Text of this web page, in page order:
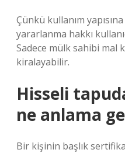
Çünkü kullanım
yararlanma hakkı
Sadece mülk sahibi mal
kiralayabilir.
Hisseli
ne anlama
Bir kişinin başlık